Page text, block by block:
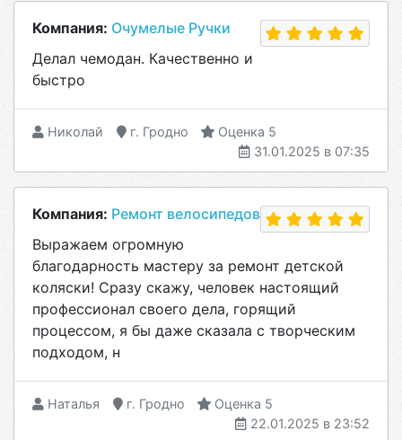
Компания: Очумелые Ручки
Делал чемодан. Качественно и
быстро
Николай г. Гродно
Оценка 5
31.01.2025 в 07:35
Компания: Ремонт велосипедов
Выражаем огромную
благодарность мастеру за ремонт детской
коляски! Сразу скажу, человек настоящий
профессионал своего дела, горящий
процессом, я бы даже сказала с творческим
подходом, н
Наталья г. Гродно
Оценка 5
22.01.2025 в 23:52